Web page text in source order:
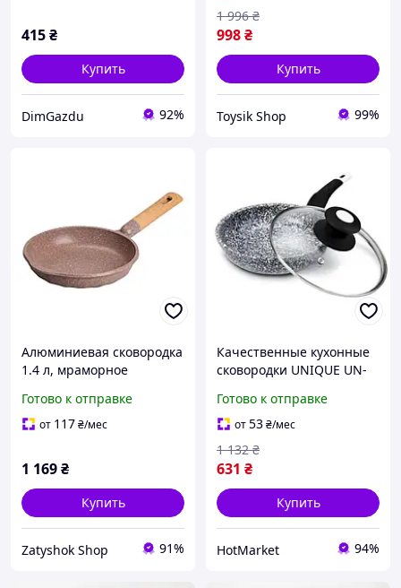
415₴
Купить
DimGazdu 92%
998₴
1 996 ₴
Купить
Toysik Shop 99%
Алюминиевая сковородка
1.4 л, мраморное
покрытие, Ø22 см,
толстое дно, кофейный
Готово к отправке
от 117₴/мес
1 169₴
Купить
Zatyshok Shop 91%
Качественные кухонные
сковородки UNIQUE UN-
использования WB-176 на
плите
Готово к отправке
от53₴/мес
631 ₴
1 132 ₴
Купить
HotMarket 94%